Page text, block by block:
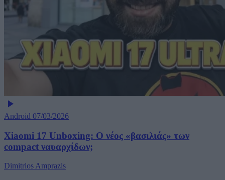
Android 07/03/2026
Xiaomi 17 Unboxing: Ο νέος «βασιλιάς» των
compact ναυαρχίδων;
Dimitrios Amprazis